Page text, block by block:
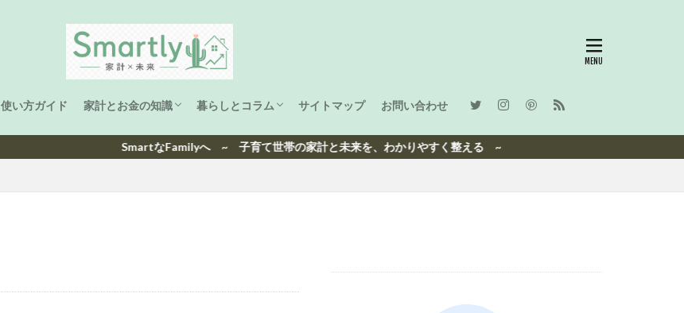
使い方ガイド 家計とお金の知識
家計管理
ライフプラン
資産形成
暮らしとコラム
子育て
海外生活と旅
洋楽ヒット曲ランキング
日本ヒット曲ランキング
サイトマップ お問い合わせ
SmartなFamilyへ ~ 子育て世帯の家計と未来を、わかりやすく整える ~